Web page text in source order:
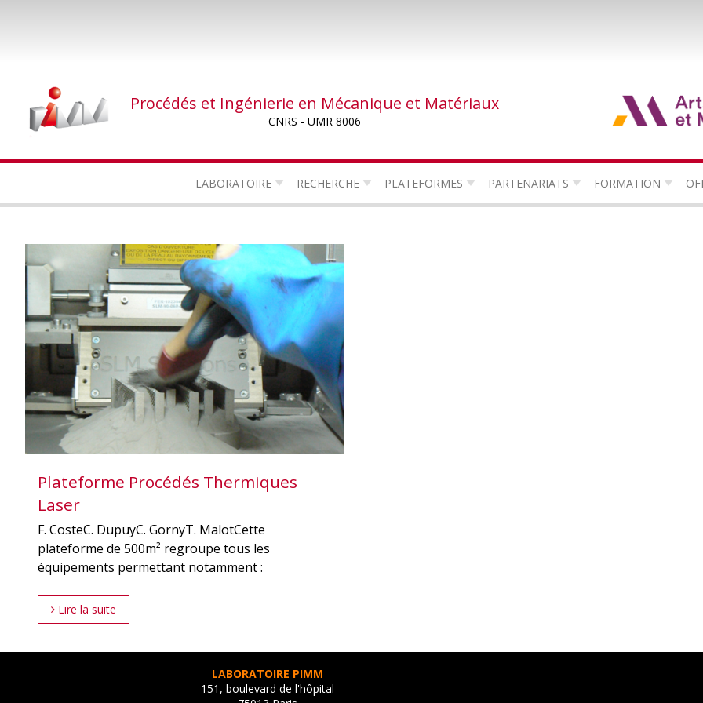
Procédés et Ingénierie en Mécanique et Matériaux
CNRS - UMR 8006
LABORATOIRE RECHERCHE PLATEFORMES PARTENARIATS FORMATION
Plateforme Procédés Thermiques
Laser
F. CosteC. DupuyC. GornyT. MalotCette
plateforme de 500m² regroupe tous les
équipements permettant notamment :
Lire la suite
LABORATOIRE PIMM
151, boulevard de l'hôpital